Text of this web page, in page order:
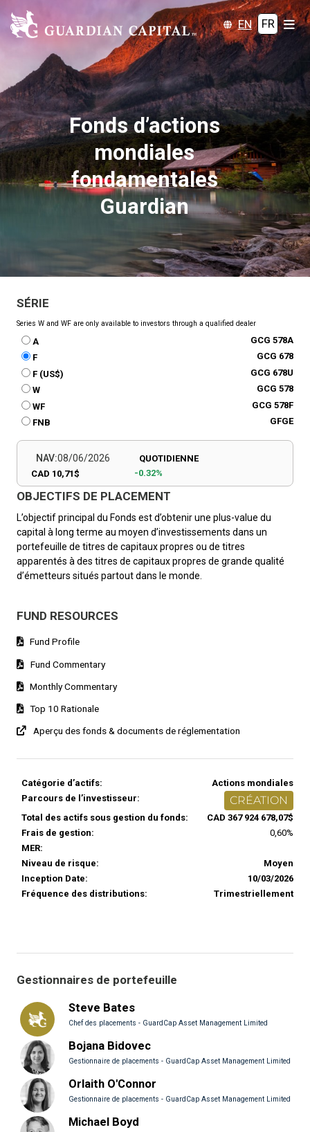
EN FR
Fonds d’actions
mondiales
fondamentales
Guardian
SÉRIE
Series W and WF are only available to investors through a qualified dealer
A
GCG 578A
F
GCG 678
F (US$)
GCG 678U
W
GCG 578
WF
GCG 578F
FNB
GFGE
NAV:08/06/2026
CAD 10,71$
QUOTIDIENNE
-0.32%
OBJECTIFS DE PLACEMENT
L’objectif principal du Fonds est d’obtenir une plus-value du
capital à long terme au moyen d’investissements dans un
portefeuille de titres de capitaux propres ou de titres
apparentés à des titres de capitaux propres de grande qualité
d’émetteurs situés partout dans le monde.
FUND RESOURCES
Fund Profile
Fund Commentary
Monthly Commentary
Top 10 Rationale
Aperçu des fonds & documents de réglementation
Catégorie d’actifs:
Actions mondiales
Parcours de l’investisseur:
CRÉATION
Total des actifs sous gestion du fonds:
CAD 367 924 678,07$
Frais de gestion:
0,60%
MER:
Niveau de risque:
Moyen
Inception Date:
10/03/2026
Fréquence des distributions:
Trimestriellement
Gestionnaires de portefeuille
Steve Bates
Chef des placements - GuardCap Asset Management Limited
Bojana Bidovec
Gestionnaire de placements - GuardCap Asset Management Limited
Orlaith O'Connor
Gestionnaire de placements - GuardCap Asset Management Limited
Michael Boyd